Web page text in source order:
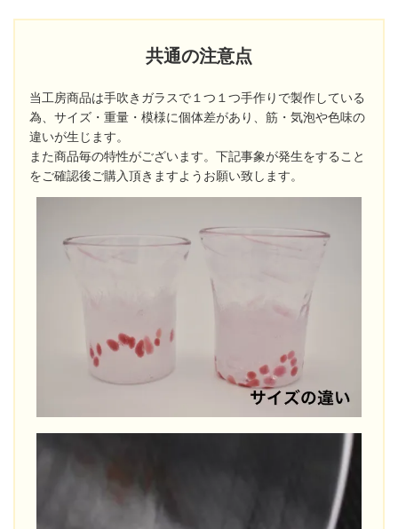
共通の注意点
当工房商品は手吹きガラスで１つ１つ手作りで製作している
為、サイズ・重量・模様に個体差があり、筋・気泡や色味の
違いが生じます。
また商品毎の特性がございます。下記事象が発生をすること
をご確認後ご購入頂きますようお願い致します。